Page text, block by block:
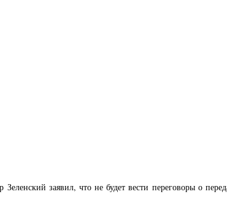
заявил, что не будет вести переговоры о